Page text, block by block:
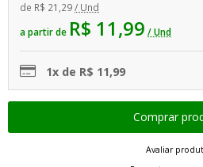
de R$ 21,29/ Und
a partir de R$ 11,99 / Und
1x de R$ 11,99
Avaliar